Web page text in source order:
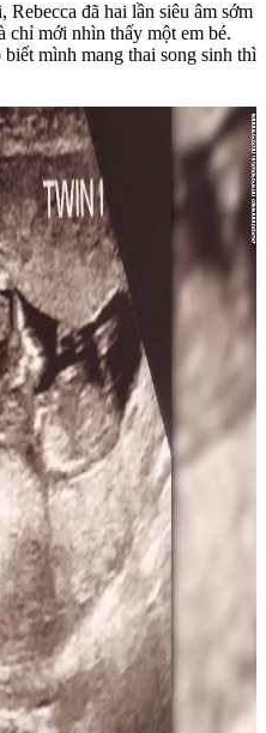
đã hai lần siêu âm sớm
chỉ mới nhìn thấy một em bé.
mình mang thai song sinh thì